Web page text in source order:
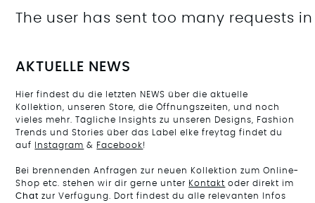
The user has sent too many requests
AKTUELLE NEWS
Hier findest du die letzten NEWS über die aktuelle
Kollektion, unseren Store, die Öffnungszeiten, und noch
vieles mehr. Tägliche Insights zu unseren Designs, Fashion
Trends und Stories über das Label elke freytag findet du
auf
Instagram & Facebook!
Bei brennenden Anfragen zur neuen Kollektion zum Online-
Shop etc. stehen wir dir gerne unter Kontakt oder direkt im
Chat zur Verfügung. Dort findest du alle relevanten Infos